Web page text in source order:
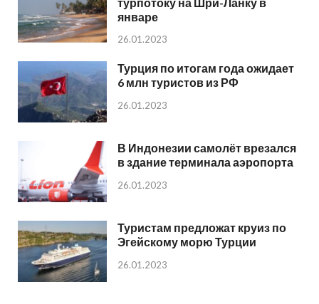
январе
26.01.2023
Турция по итогам года ожидает
6 млн туристов из РФ
26.01.2023
В Индонезии самолёт врезался
в здание терминала аэропорта
26.01.2023
Туристам предложат круиз по
Эгейскому морю Турции
26.01.2023